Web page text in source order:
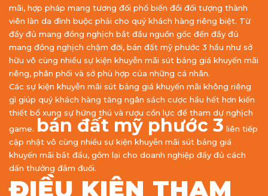
mãi, hợp pháp mang tương đối phổ biến đổi đối tượng thành
viên làn da đình buộc phải cho quý khách hàng riêng biệt. Từ
đầy đủ mang đồng nghịch bắt đầu nguồn gốc đến đầy đủ
mang đồng nghịch chậm đời, bán đất mỹ phước 3 hầu như sở
hữu vô cùng nhiều sự kiện khuyễn mãi sút bảng giá khuyến mãi
riêng, phân phối và sở phù hợp của những cá nhân.
Các sự kiện khuyễn mãi sút bảng giá khuyến mãi không riêng
gì giúp quý khách hàng tăng ngân sách cược hầu hết hơn kiến
thiết bổ xung sự hứng thú và rượu cồn lực để tham dự nghịch
game. bán đất mỹ phước 3 liên tiếp
cập nhật vô cùng nhiều sự kiện khuyễn mãi sút bảng giá
khuyến mãi bắt đầu, gồm lại cho doanh nghiệp đầy đủ cách
dấn thưởng đắm đuối.
ĐIỀU KIỆN THAM